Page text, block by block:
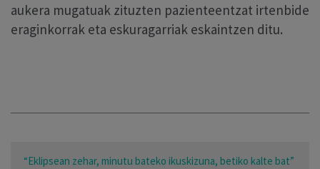
aukera mugatuak zituzten pazienteentzat irtenbide
eraginkorrak eta eskuragarriak eskaintzen ditu.
“Eklipsean zehar, minutu bateko ikuskizuna, betiko kalte bat”